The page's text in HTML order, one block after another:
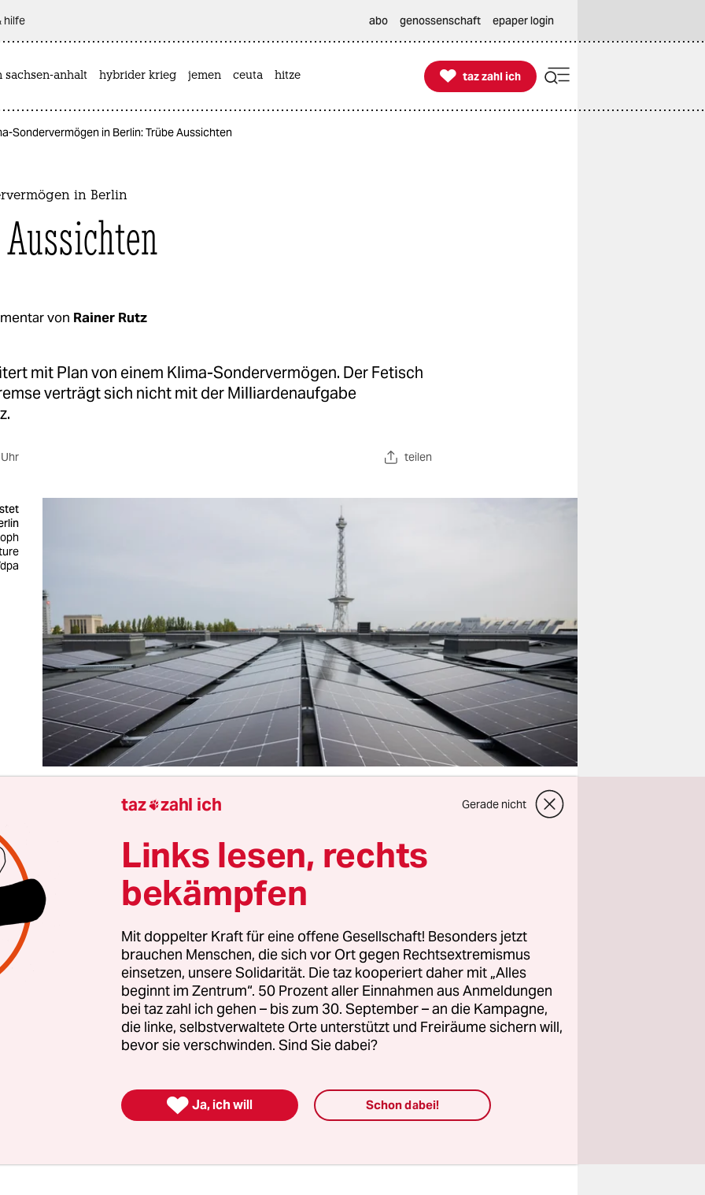
hilfe abo genossenschaft epaper login
sachsen-anhalt hybrider krieg jemen ceuta hitze 
taz zahl ich
taz zahl ich
Sondervermögen in Berlin: Trübe Aussichten
in Berlin
von Rainer Rutz
mit Plan von einem Klima-Sondervermögen. Der Fetisch
verträgt sich nicht mit der Milliardenaufgabe
teilen
mit, mach’s nach, mach’s ähnlich schlecht: Nachdem das
Ende 2023 ein Klima-
des Bundes kassiert hat, kann nun auch
geplanten Schattenhaushalt für den Klimaschutz in die
Nicht mit der Schuldenbremse vereinbar und daher
Zu diesem Schluss kommt einjetzt veröffentlichtes
, das die Berliner Landesregierung nach dem Urteil
selbst in Auftrag gegeben hat.
der CDU/SPD-Senat doch bloß groß denken und zugleich
Euro Landesschulden sollten im Zuge des Klima-
neue Kredite in Höhe von bis zu 10 Milliarden Euro
taz zahl ich Gerade nicht
Links lesen, rechts
bekämpfen
Mit doppelter Kraft für eine offene Gesellschaft! Besonders jetzt
brauchen Menschen, die sich vor Ort gegen Rechtsextremismus
einsetzen, unsere Solidarität. Die taz kooperiert daher mit „Alles
beginnt im Zentrum“. 50 Prozent aller Einnahmen aus Anmeldungen
bei taz zahl ich gehen – bis zum 30. September – an die Kampagne,
die linke, selbstverwaltete Orte unterstützt und Freiräume sichern will,
bevor sie verschwinden. Sind Sie dabei?
 Ja, ich will Schon dabei!